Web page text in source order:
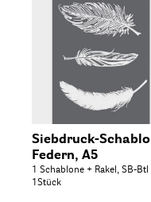
Siebdruck-
Federn, A5
1 Schablone + Rakel, SB-Btl
1Stück